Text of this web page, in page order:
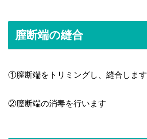
膣断端の縫合
①膣断端をトリミングし、縫合します
②膣断端の消毒を行います